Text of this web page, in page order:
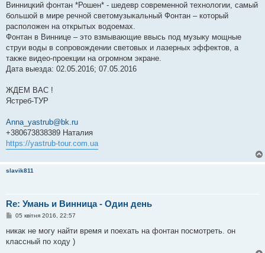
Винницкий фонтан *Рошен* - шедевр современной технологии, самый
большой в мире речной светомузыкальный Фонтан – который
расположен на открытых водоемах.
Фонтан в Виннице – это взмывающие ввысь под музыку мощные
струи воды в сопровождении световых и лазерных эффектов, а
также видео-проекции на огромном экране.
Дата выезда: 02.05.2016; 07.05.2016
ЖДЕМ ВАС !
Ястреб-ТУР
Anna_yastrub@bk.ru
+380673838389 Наталия
https://yastrub-tour.com.ua
slavik811
Re: Умань и Винница - Один день
П
в
д
05 квітня 2016, 22:57
никак не могу найти время и поехать на фонтан посмотреть. он
классный по ходу )